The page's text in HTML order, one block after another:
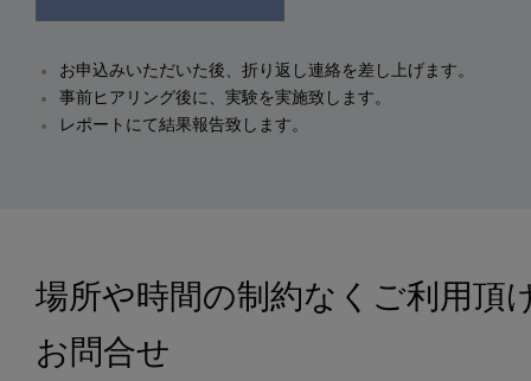
お申込みいただいた後、折り返し連絡を差し上げます。
事前ヒアリング後に、実験を実施致します。
レポートにて結果報告致します。
場所や時間の制約なくご利用頂
お問合せ